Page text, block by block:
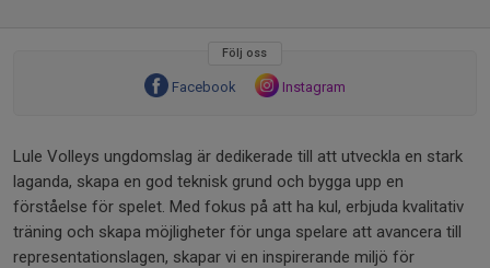
Följ oss
Facebook Instagram
Lule Volleys ungdomslag är dedikerade till att utveckla en stark
laganda, skapa en god teknisk grund och bygga upp en
förståelse för spelet. Med fokus på att ha kul, erbjuda kvalitativ
träning och skapa möjligheter för unga spelare att avancera till
representationslagen, skapar vi en inspirerande miljö för